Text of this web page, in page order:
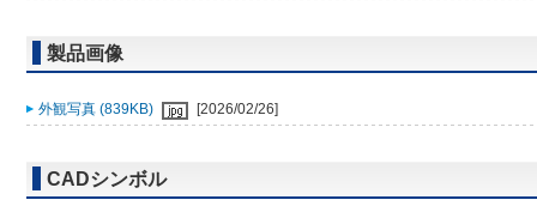
製品画像
外観写真 (839KB) [2026/02/26]
CADシンボル